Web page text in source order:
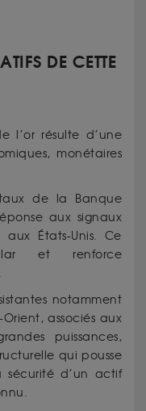
DE CETTE
l’or résulte d’une
monétaires
de la Banque
aux signaux
États-Unis. Ce
et renforce
notamment
associés aux
puissances,
qui pousse
sécurité d’un actif